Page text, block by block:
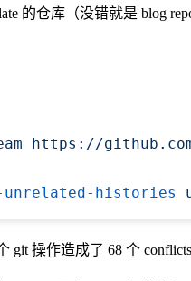
的仓库（没错就是 blog
https://
histories
git 操作造成了 68 个